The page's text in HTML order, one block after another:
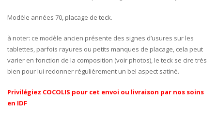
Modèle années 70, placage de teck.
à noter: ce modèle ancien présente des signes d’usures sur les
tablettes, parfois rayures ou petits manques de placage, cela peut
varier en fonction de la composition (voir photos), le teck se cire très
bien pour lui redonner régulièrement un bel aspect satiné.
Privilégiez COCOLIS pour cet envoi ou livraison par nos soins
en IDF